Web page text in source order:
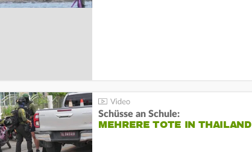
Schüsse an Schule:
MEHRERE TOTE IN THAILAND